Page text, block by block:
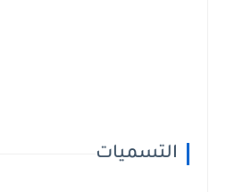
التسميات